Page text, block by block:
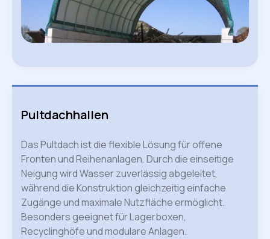
Pultdachhallen
Das Pultdach ist die flexible Lösung für offene
Fronten und Reihenanlagen. Durch die einseitige
Neigung wird Wasser zuverlässig abgeleitet,
während die Konstruktion gleichzeitig einfache
Zugänge und maximale Nutzfläche ermöglicht.
Besonders geeignet für Lagerboxen,
Recyclinghöfe und modulare Anlagen.